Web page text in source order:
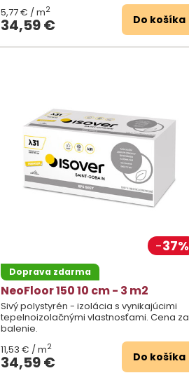
34,59 €
5,77 € / m2
Do košíka
37%
Doprava zdarma
NeoFloor 150 10 cm - 3 m2
Sivý polystyrén - izolácia s vynikajúcimi
tepelnoizolačnými vlastnosťami. Cena za
balenie.
34,59 €
11,53 € / m2
Do košíka